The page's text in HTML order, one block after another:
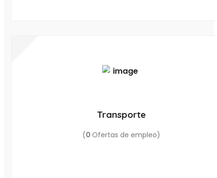
Transporte
(0Ofertas de empleo)